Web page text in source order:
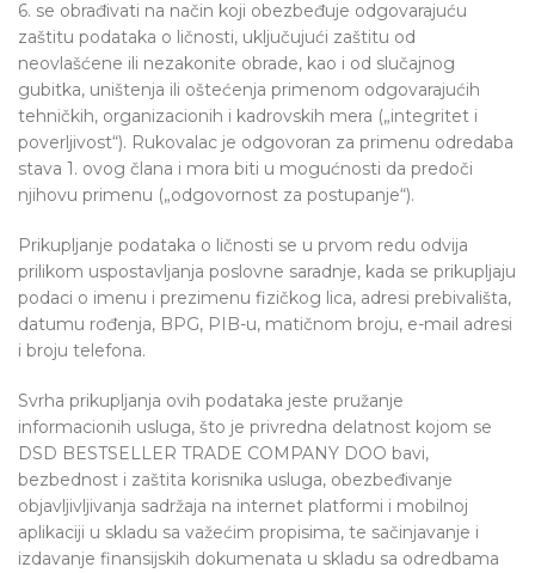
6. se obrađivati na način koji obezbeđuje odgovarajuću
zaštitu podataka o ličnosti, uključujući zaštitu od
neovlašćene ili nezakonite obrade, kao i od slučajnog
gubitka, uništenja ili oštećenja primenom odgovarajućih
tehničkih, organizacionih i kadrovskih mera („integritet i
poverljivost“). Rukovalac je odgovoran za primenu odredaba
stava 1. ovog člana i mora biti u mogućnosti da predoči
njihovu primenu („odgovornost za postupanje“).
Prikupljanje podataka o ličnosti se u prvom redu odvija
prilikom uspostavljanja poslovne saradnje, kada se prikupljaju
podaci o imenu i prezimenu fizičkog lica, adresi prebivališta,
datumu rođenja, BPG, PIB-u, matičnom broju, e-mail adresi
i broju telefona.
Svrha prikupljanja ovih podataka jeste pružanje
informacionih usluga, što je privredna delatnost kojom se
DSD BESTSELLER TRADE COMPANY DOO bavi,
bezbednost i zaštita korisnika usluga, obezbeđivanje
objavljivljivanja sadržaja na internet platformi i mobilnoj
aplikaciji u skladu sa važećim propisima, te sačinjavanje i
izdavanje finansijskih dokumenata u skladu sa odredbama